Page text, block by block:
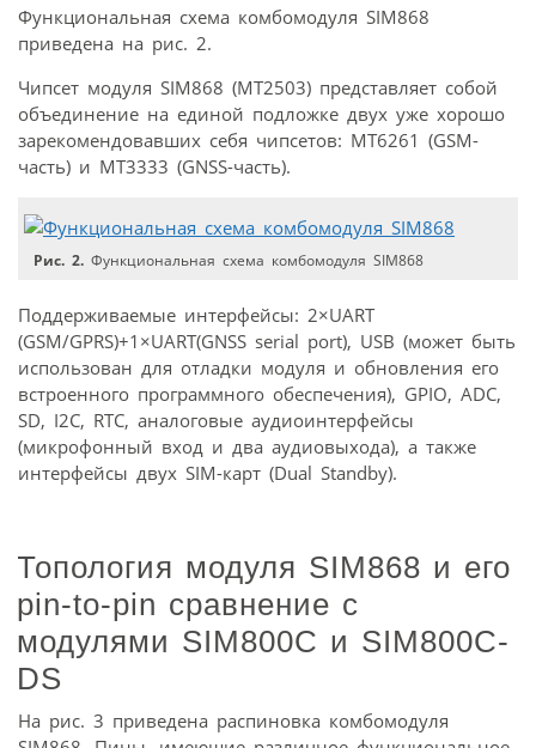
Функциональная схема комбомодуля SIM868
приведена на рис. 2.
Чипсет модуля SIM868 (МТ2503) представляет собой
объединение на единой подложке двух уже хорошо
зарекомендовавших себя чипсетов: МТ6261 (GSM-
часть) и МТ3333 (GNSS-часть).
Рис. 2. Функциональная схема комбомодуля SIM868
Поддерживаемые интерфейсы: 2×UART
(GSM/GPRS)+1×UART(GNSS serial port), USB (может быть
использован для отладки модуля и обновления его
встроенного программного обеспечения), GPIO, ADC,
SD, I2C, RTC, аналоговые аудиоинтерфейсы
(микрофонный вход и два аудиовыхода), а также
интерфейсы двух SIM-карт (Dual Standby).
Топология модуля SIM868 и его
pin-to-pin сравнение с
модулями SIM800C и SIM800C-
DS
На рис. 3 приведена распиновка комбомодуля